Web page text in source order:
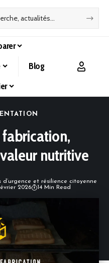
Blog
nutritive
et résilience citoyenne
2026
14 Min Read